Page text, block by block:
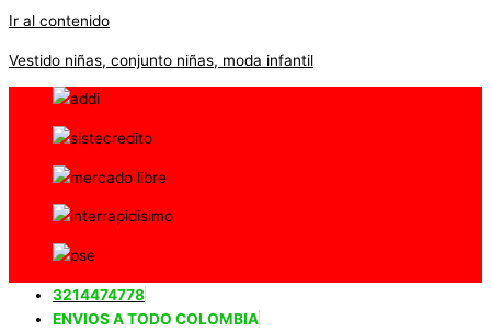
Ir al contenido
Vestido niñas, conjunto niñas, moda infantil
3214474778
ENVIOS A TODO COLOMBIA